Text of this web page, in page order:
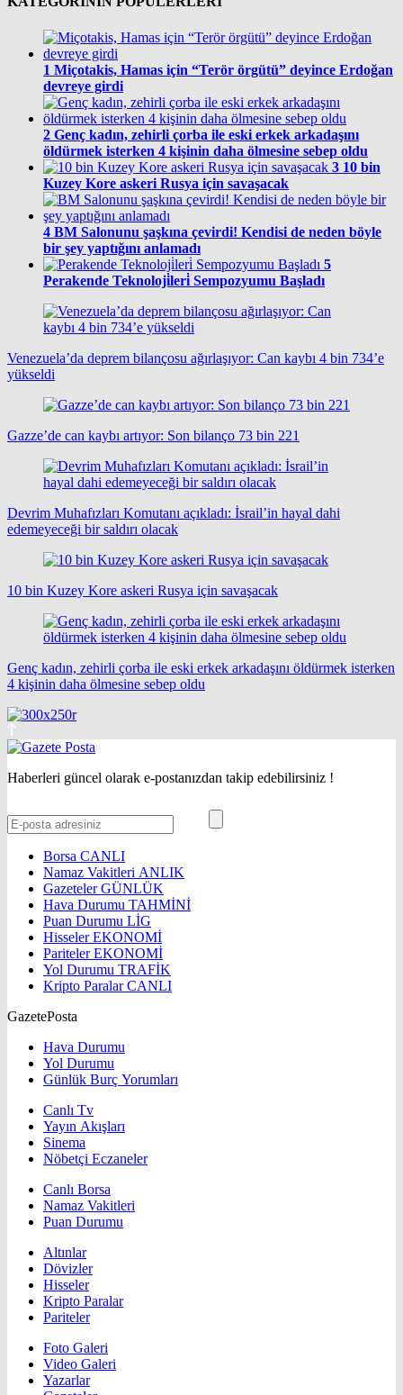
1 Miçotakis, Hamas için “Terör örgütü” deyince Erdoğan
devreye girdi
2 Genç kadın, zehirli çorba ile eski erkek arkadaşını
öldürmek isterken 4 kişinin daha ölmesine sebep oldu
3 10 bin
Kuzey Kore askeri Rusya için savaşacak
4 BM Salonunu şaşkına çevirdi! Kendisi de neden böyle
bir şey yaptığını anlamadı
5
Perakende Teknoloji̇leri̇ Sempozyumu Başladı
Venezuela’da deprem bilançosu ağırlaşıyor: Can kaybı 4 bin 734’e
yükseldi
Gazze’de can kaybı artıyor: Son bilanço 73 bin 221
Devrim Muhafızları Komutanı açıkladı: İsrail’in hayal dahi
edemeyeceği bir saldırı olacak
10 bin Kuzey Kore askeri Rusya için savaşacak
Genç kadın, zehirli çorba ile eski erkek arkadaşını öldürmek isterken
4 kişinin daha ölmesine sebep oldu
Haberleri güncel olarak e-postanızdan takip edebilirsiniz !
Borsa CANLI
Namaz Vakitleri ANLIK
GazetelerGÜNLÜK
Hava Durumu TAHMİNİ
Puan Durumu LİG
HisselerEKONOMİ
ParitelerEKONOMİ
Yol Durumu TRAFİK
Kripto ParalarCANLI
GazetePosta
Hava Durumu
Yol Durumu
Günlük Burç Yorumları
Canlı Tv
Yayın Akışları
Sinema
Nöbetçi Eczaneler
Canlı Borsa
Namaz Vakitleri
Puan Durumu
Altınlar
Dövizler
Hisseler
Kripto Paralar
Pariteler
Foto Galeri
Video Galeri
Yazarlar